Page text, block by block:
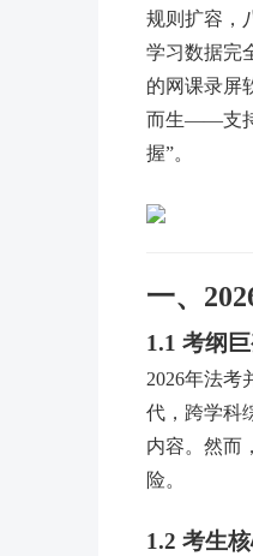
规则扩容，
学习数据完
的网课录屏
而生——支持
握”。
一、
1.1 考纲
2026年法考
代，跨学科
内容。然而
险。
1.2 考生